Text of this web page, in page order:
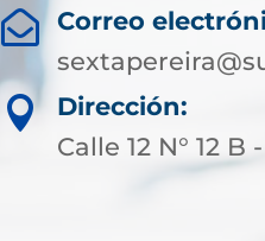

Correo

Dirección:
Calle 12 N° 12 B